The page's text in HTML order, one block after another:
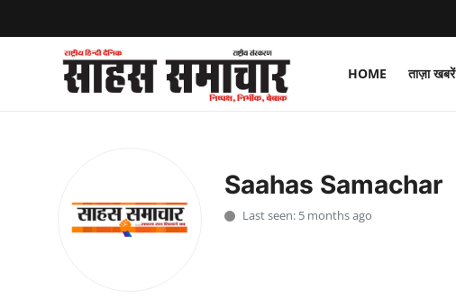
HOME ताज़ा खबरें
Register
Saahas Samachar
Last seen: 5 months ago